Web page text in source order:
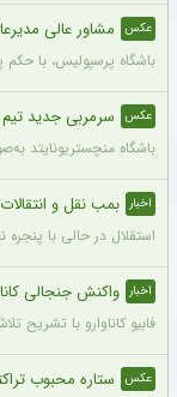
عکس مشاور عالی
باشگاه پرسپولیس، با
عکس سرمربی جدید
باشگاه منچستریونایتد
اخبار بمب نقل و
استقلال در حالی با
اخبار واکنش جنجالی
فابیو کاناوارو با
عکس ستاره محبوب